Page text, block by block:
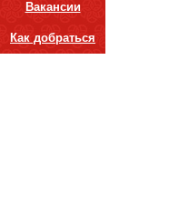
Вакансии
Как добраться